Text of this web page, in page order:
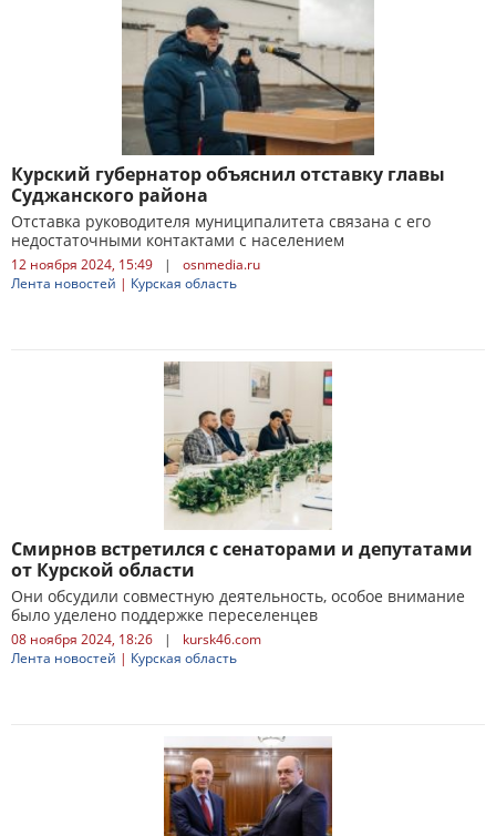
Курский губернатор объяснил отставку главы
Суджанского района
Отставка руководителя муниципалитета связана с его
недостаточными контактами с населением
12 ноября 2024, 15:49 |
osnmedia.ru
Лента новостей | Курская область
Смирнов встретился с сенаторами и депутатами
от Курской области
Они обсудили совместную деятельность, особое внимание
было уделено поддержке переселенцев
08 ноября 2024, 18:26 |
kursk46.com
Лента новостей | Курская область